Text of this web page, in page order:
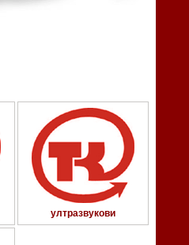
ултразвукови